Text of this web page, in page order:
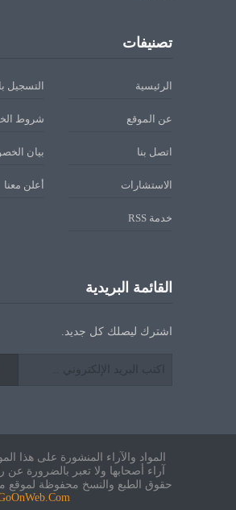
تصنيفات
الرئيسية التسجيل
عن الموقع شروط
اتصل بنا بيان
الاستشارات أعلن معنا
خدمة RSS
القائمة البريدية
اشترك ليصلك كل جديد.
المواد والآراء المنشورة على هذا
آراء أصحابها ولا تعبر بالضرورة عن
حقوق الطبع والنسخ محفوظة لموقع